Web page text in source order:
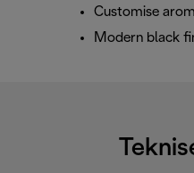
Customise
Modern black